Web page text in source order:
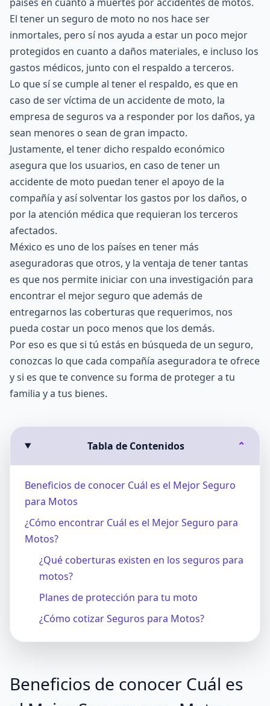
El tener un seguro de moto no nos hace ser
inmortales, pero sí nos ayuda a estar un poco mejor
protegidos en cuanto a daños materiales, e incluso los
gastos médicos, junto con el respaldo a terceros.
Lo que sí se cumple al tener el respaldo, es que en
caso de ser víctima de un accidente de moto, la
empresa de seguros va a responder por los daños, ya
sean menores o sean de gran impacto.
Justamente, el tener dicho respaldo económico
asegura que los usuarios, en caso de tener un
accidente de moto puedan tener el apoyo de la
compañía y así solventar los gastos por los daños, o
por la atención médica que requieran los terceros
afectados.
México es uno de los países en tener más
aseguradoras que otros, y la ventaja de tener tantas
es que nos permite iniciar con una investigación para
encontrar el mejor seguro que además de
entregarnos las coberturas que requerimos, nos
pueda costar un poco menos que los demás.
Por eso es que si tú estás en búsqueda de un seguro,
conozcas lo que cada compañía aseguradora te ofrece
y si es que te convence su forma de proteger a tu
familia y a tus bienes.
Tabla de Contenidos ⌄
Beneficios de conocer Cuál es el Mejor Seguro
para Motos
¿Cómo encontrar Cuál es el Mejor Seguro para
Motos?
¿Qué coberturas existen en los seguros para
motos?
Planes de protección para tu moto
¿Cómo cotizar Seguros para Motos?
Beneficios de conocer Cuál es